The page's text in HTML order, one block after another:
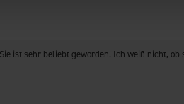
ist sehr beliebt geworden. Ich weiß nicht,